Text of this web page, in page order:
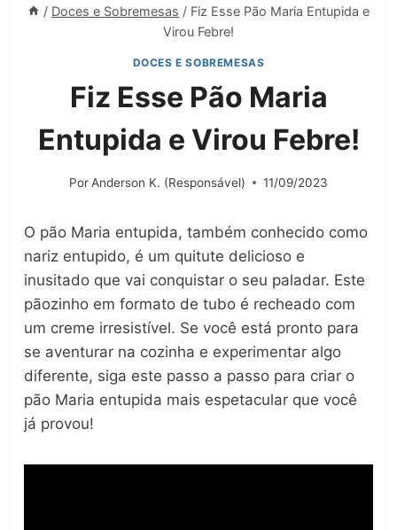
/ Doces e Sobremesas / Fiz Esse Pão Maria Entupida e
Virou Febre!
DOCES E SOBREMESAS
Fiz Esse Pão Maria
Entupida e Virou Febre!
Por Anderson K. (Responsável) 11/09/2023
O pão Maria entupida, também conhecido como
nariz entupido, é um quitute delicioso e
inusitado que vai conquistar o seu paladar. Este
pãozinho em formato de tubo é recheado com
um creme irresistível. Se você está pronto para
se aventurar na cozinha e experimentar algo
diferente, siga este passo a passo para criar o
pão Maria entupida mais espetacular que você
já provou!